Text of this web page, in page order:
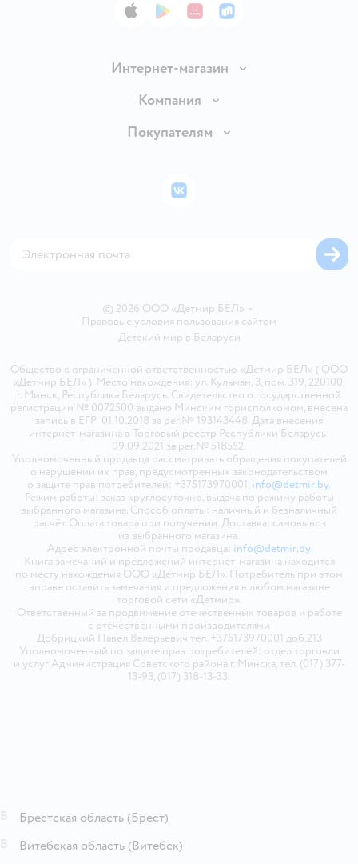
App StoreGoogle Play
AppGallery
RuStore
Интернет-магазин
Доставка и оплата
Правила продажи
Политика использования файлов cookie
Компания
Вакансии
Покупателям
Бонусные карты
© 2026 ООО «Детмир БЕЛ» •
Правовые условия пользования сайтом
Детский мир в Беларуси
Общество с ограниченной ответственностью «Детмир БЕЛ» ( ООО
«Детмир БЕЛ» ). Место нахождения: ул. Кульман, 3, пом. 319, 220100,
г. Минск, Республика Беларусь. Свидетельство о государственной
регистрации № 0072500 выдано Минским горисполкомом, внесена
запись в ЕГР 01.10.2018 за рег.№ 193143448. Дата внесения
интернет-магазина в Торговый реестр Республики Беларусь:
09.09.2021 за рег.№ 518552.
Уполномоченный продавца рассматривать обращения покупателей
о нарушении их прав, предусмотренных законодательством
о защите прав потребителей: +375173970001, info@detmir.by.
Режим работы: заказ круглосуточно, выдача по режиму работы
выбранного магазина. Способ оплаты: наличный и безналичный
расчёт. Оплата товара при получении. Доставка: самовывоз
из выбранного магазина.
Адрес электронной почты продавца: info@detmir.by
Книга замечаний и предложений интернет-магазина находится
по месту нахождения ООО «Детмир БЕЛ». Потребитель при этом
вправе оставить замечания и предложения в любом магазине
торговой сети «Детмир».
Ответственный за продвижение отечественных товаров и работе
с отечественными производителями
Добрицкий Павел Валерьевич тел. +375173970001 доб.213
Уполномоченный по защите прав потребителей: отдел торговли
и услуг Администрация Советского района г. Минска, тел. (017) 377-
13-93, (017) 318-13-33.
ВКонтакте
Брестская область (Брест)
Витебская область (Витебск)